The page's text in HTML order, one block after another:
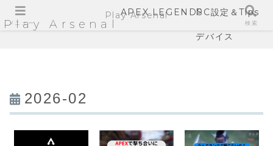
Play Arsenal
APEX LEGENDSPC設定＆Tips
デバイス
2026-02
メニュー
Play Arsenal
検索